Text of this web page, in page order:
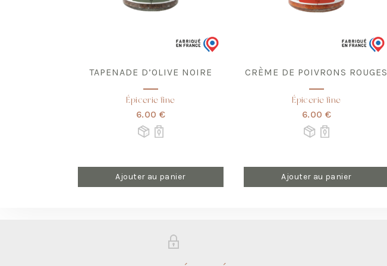
TAPENADE D’OLIVE NOIRE
Épicerie fine
6.00 €
Ajouter au panier
CRÈME DE POIVRONS ROUGES
Épicerie fine
6.00 €
Ajouter au panier